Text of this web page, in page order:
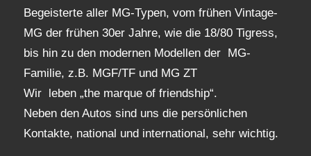
Begeisterte aller MG-Typen, vom frühen Vintage-
MG der frühen 30er Jahre, wie die 18/80 Tigress,
bis hin zu den modernen Modellen der MG-
Familie, z.B. MGF/TF und MG ZT
Wir leben „the marque of friendship“.
Neben den Autos sind uns die persönlichen
Kontakte, national und international, sehr wichtig.